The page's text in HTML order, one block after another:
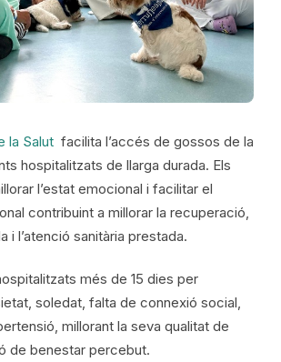
la Salut facilita l’accés de gossos de la
hospitalitzats de llarga durada. Els
l’estat emocional i facilitar el
contribuint a millorar la recuperació,
i l’atenció sanitària prestada.
més de 15 dies per
soledat, falta de connexió social,
millorant la seva qualitat de
de benestar percebut.